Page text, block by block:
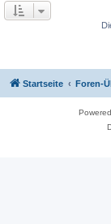
Startseite Foren-